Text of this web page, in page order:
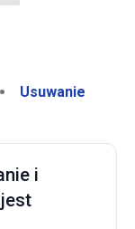
Usuwanie
i